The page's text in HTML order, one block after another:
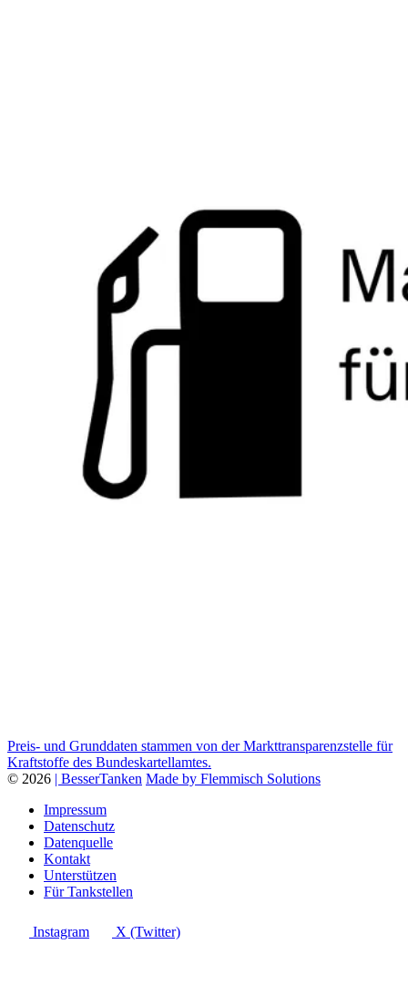
Preis- und Grunddaten stammen von der Markttransparenzstelle für
Kraftstoffe des Bundeskartellamtes.
© 2026 | BesserTanken Made by Flemmisch Solutions
Impressum
Datenschutz
Datenquelle
Kontakt
Unterstützen
Für Tankstellen
Instagram X (Twitter)